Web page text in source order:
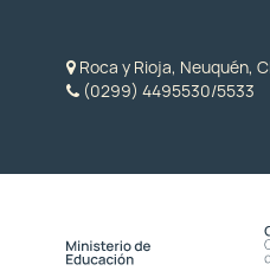
Roca y Rioja, Neuquén,
(0299) 4495530/5533